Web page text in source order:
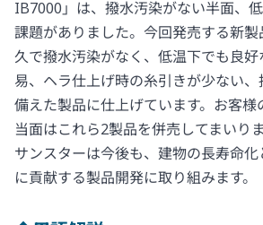
IB7000」は、撥水汚染がない半面、
課題がありました。今回発売する新
久で撥水汚染がなく、低温下でも良
易、ヘラ仕上げ時の糸引きが少ない
備えた製品に仕上げています。お客様
当面はこれら2製品を併売してまいりま
サンスターは今後も、建物の長寿命
に貢献する製品開発に取り組みます。